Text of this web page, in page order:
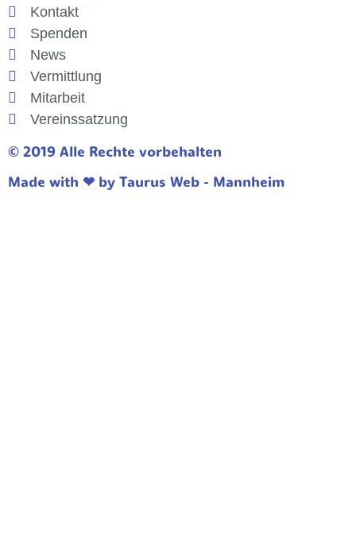
Kontakt
Spenden
News
Vermittlung
Mitarbeit
Vereinssatzung
© 2019 Alle Rechte vorbehalten
Made with ❤ by Taurus Web - Mannheim